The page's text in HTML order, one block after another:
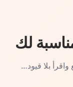
لك
بلا قيود…